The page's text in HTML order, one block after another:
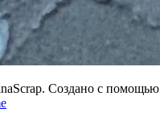
Создано с